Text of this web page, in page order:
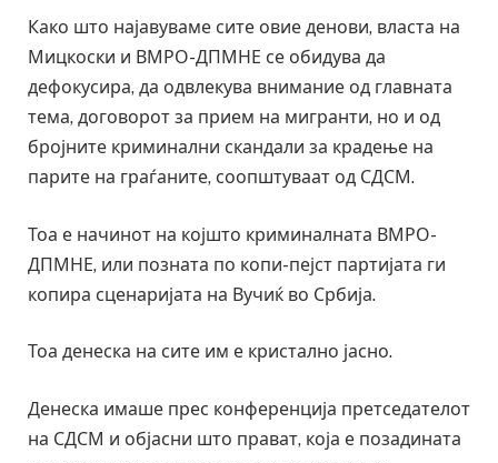
Како што најавуваме сите овие денови, власта на
Мицкоски и ВМРО-ДПМНЕ се обидува да
дефокусира, да одвлекува внимание од главната
тема, договорот за прием на мигранти, но и од
бројните криминални скандали за крадење на
парите на граѓаните, соопштуваат од СДСМ.
Тоа е начинот на којшто криминалната ВМРО-
ДПМНЕ, или позната по копи-пејст партијата ги
копира сценаријата на Вучиќ во Србија.
Тоа денеска на сите им е кристално јасно.
Денеска имаше прес конференција претседателот
на СДСМ и објасни што прават, која е позадината